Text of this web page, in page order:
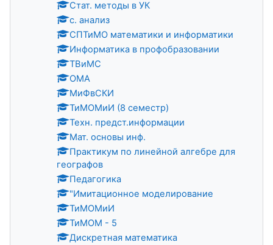
Стат. методы в УК
с. анализ
СПТиМО математики и информатики
Информатика в профобразовании
ТВиМС
ОМА
МиФвСКИ
ТиМОМиИ (8 семестр)
Техн. предст.информации
Мат. основы инф.
Практикум по линейной алгебре для
географов
Педагогика
"Имитационное моделирование
ТиМОМиИ
ТиМОМ - 5
Дискретная математика